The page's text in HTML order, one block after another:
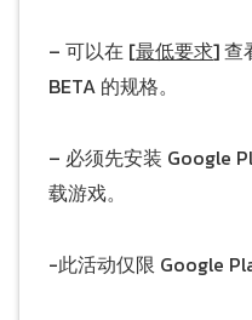
– 可以在 [最低要求] 查
BETA 的规格。
– 必须先安装 Google
载游戏。
-此活动仅限 Google